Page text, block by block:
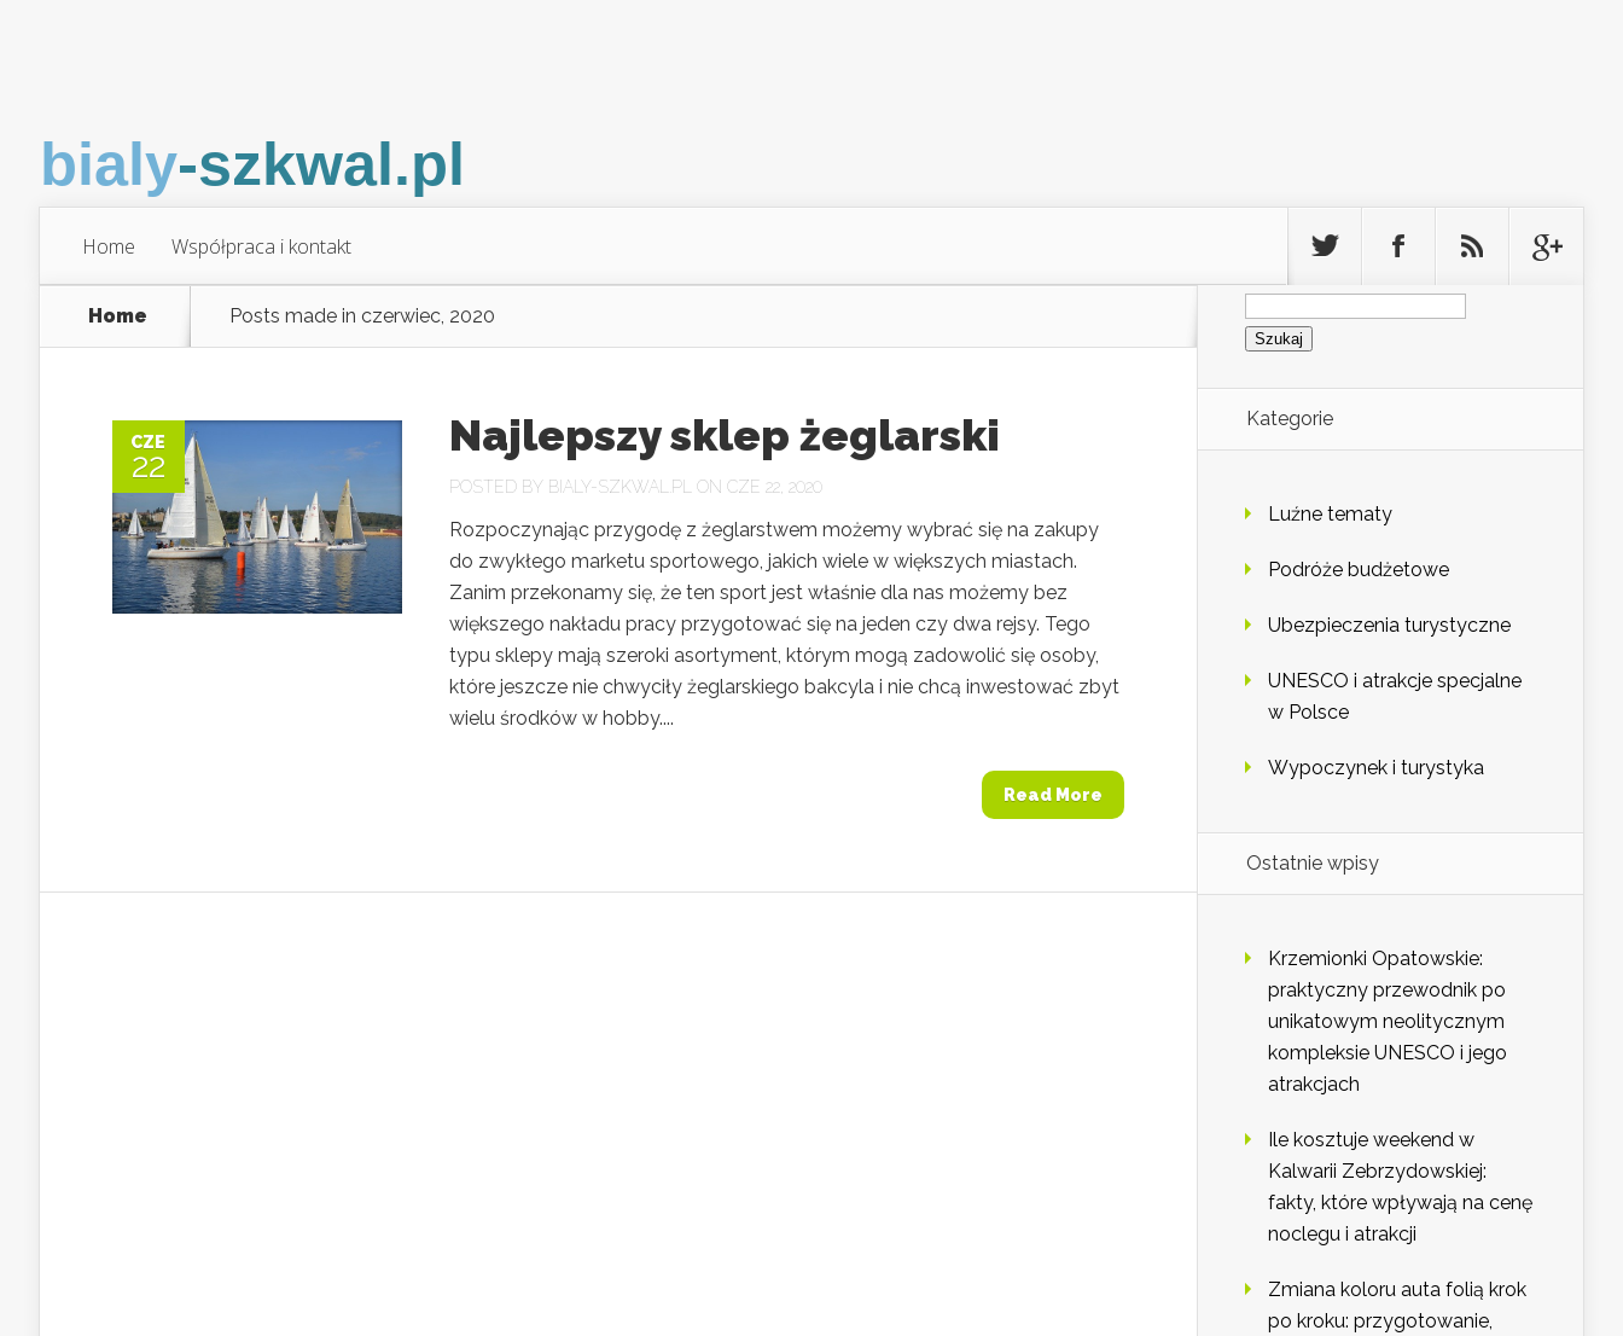
Home Współpraca i kontakt
Home Posts made in czerwiec, 2020
CZE
22
Najlepszy sklep żeglarski
POSTED BY BIALY-SZKWAL.PL ON CZE 22, 2020
Rozpoczynając przygodę z żeglarstwem możemy wybrać się na zakupy
do zwykłego marketu sportowego, jakich wiele w większych miastach.
Zanim przekonamy się, że ten sport jest właśnie dla nas możemy bez
większego nakładu pracy przygotować się na jeden czy dwa rejsy. Tego
typu sklepy mają szeroki asortyment, którym mogą zadowolić się osoby,
które jeszcze nie chwyciły żeglarskiego bakcyla i nie chcą inwestować zbyt
wielu środków w hobby....
Read More
Szukaj:
Kategorie
Luźne tematy
Podróże budżetowe
Ubezpieczenia turystyczne
UNESCO i atrakcje specjalne
w Polsce
Wypoczynek i turystyka
Ostatnie wpisy
Krzemionki Opatowskie:
praktyczny przewodnik po
unikatowym neolitycznym
kompleksie UNESCO i jego
atrakcjach
Ile kosztuje weekend w
Kalwarii Zebrzydowskiej:
fakty, które wpływają na cenę
noclegu i atrakcji
Zmiana koloru auta folią krok
po kroku: przygotowanie,